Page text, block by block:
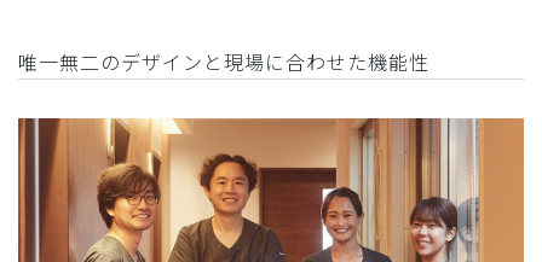
唯一無二のデザインと現場に合わせた機能性